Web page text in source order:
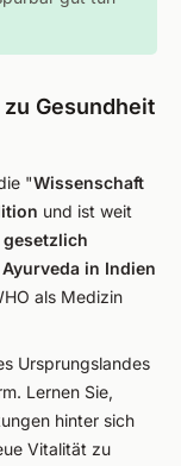
Gesundheit
"Wissenschaft
und ist weit
gesetzlich
in Indien
als Medizin
Ursprungslandes
Lernen Sie,
hinter sich
Vitalität zu